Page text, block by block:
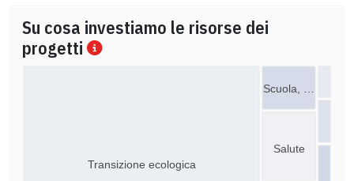
Su cosa investiamo le risorse dei
progetti
Scuola, …
Transizione ecologica
Salute